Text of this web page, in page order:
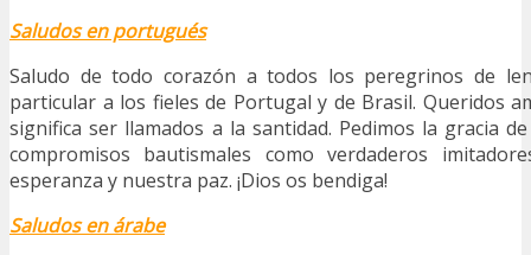
Saludos en portugués
Saludo de todo corazón a todos los peregrinos de
particular a los fieles de Portugal y de Brasil. Queridos
significa ser llamados a la santidad. Pedimos la gracia
compromisos bautismales como verdaderos
esperanza y nuestra paz. ¡Dios os bendiga!
Saludos en árabe